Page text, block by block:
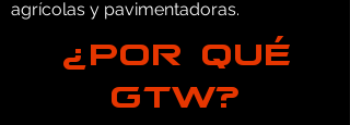
agrícolas y pavimentadoras.
¿POR QUÉ
GTW?